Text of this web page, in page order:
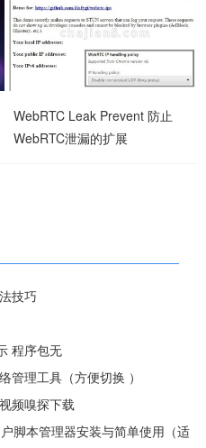
WebRTC Leak Prevent 防止
WebRTC泄漏的扩展
技巧
程序包无
决办法
管理工具（方便切换 ）
频嗅探下载
脚本管理器安装与简单使用（适